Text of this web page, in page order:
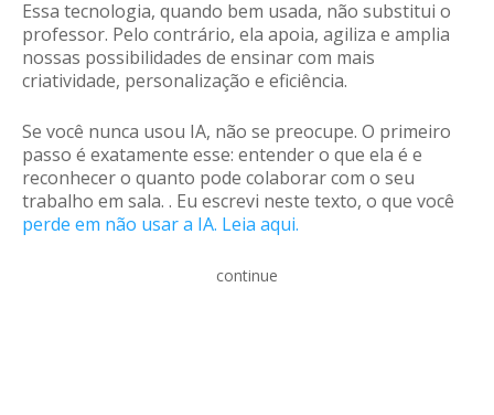
Essa tecnologia, quando bem usada, não substitui o
professor. Pelo contrário, ela apoia, agiliza e amplia
nossas possibilidades de ensinar com mais
criatividade, personalização e eficiência.
Se você nunca usou IA, não se preocupe. O primeiro
passo é exatamente esse: entender o que ela é e
reconhecer o quanto pode colaborar com o seu
trabalho em sala. . Eu escrevi neste texto, o que você
perde em não usar a IA. Leia aqui.
continue